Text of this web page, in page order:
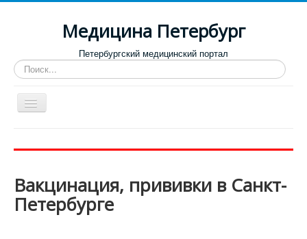
Медицина Петербург
Петербургский медицинский портал
Искать...
Toggle
Navigation
Роддома и женские консультации
Диспансеры
Вакцинация, прививки в Санкт-
Петербурге